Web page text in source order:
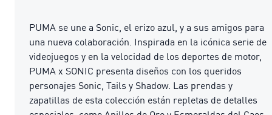
PUMA se une a Sonic, el erizo azul, y a sus amigos para
una nueva colaboración. Inspirada en la icónica serie de
videojuegos y en la velocidad de los deportes de motor,
PUMA x SONIC presenta diseños con los queridos
personajes Sonic, Tails y Shadow. Las prendas y
zapatillas de esta colección están repletas de detalles